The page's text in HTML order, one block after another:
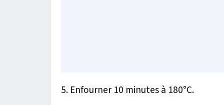
5. Enfourner 10 minutes à 180°C.